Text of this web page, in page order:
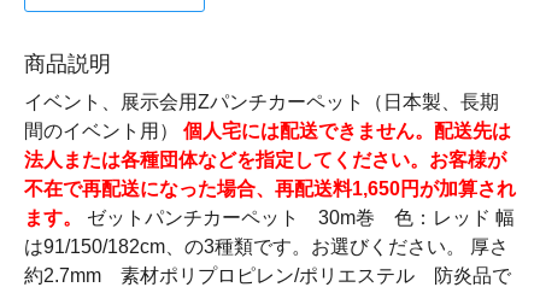
商品説明
イベント、展示会用Zパンチカーペット（日本製、長期
間のイベント用） 個人宅には配送できません。配送先は
法人または各種団体などを指定してください。お客様が
不在で再配送になった場合、再配送料1,650円が加算され
ます。
ゼットパンチカーペット 30m巻 色：レッド 幅
は91/150/182cm、の3種類です。お選びください。 厚さ
約2.7mm 素材ポリプロピレン/ポリエステル 防炎品で